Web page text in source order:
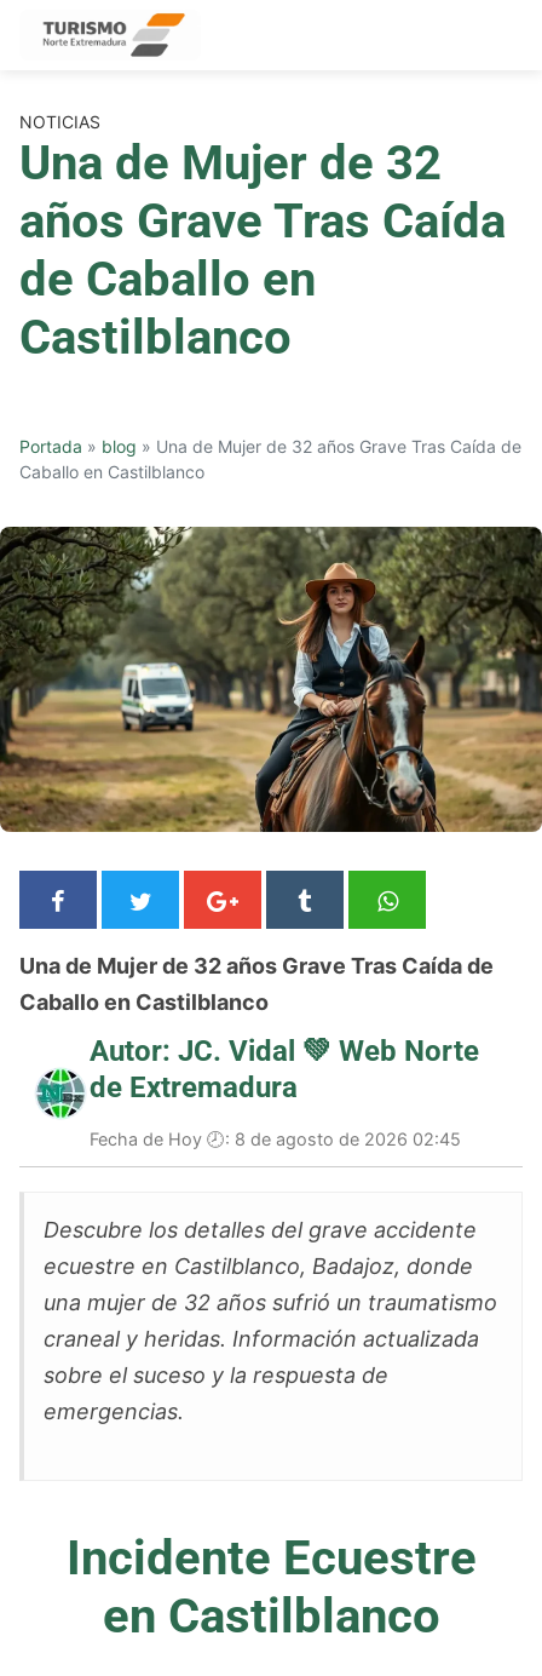
NOTICIAS
Una de Mujer de 32
años Grave Tras Caída
de Caballo en
Castilblanco
Portada » blog » Una de Mujer de 32 años Grave Tras Caída de
Caballo en Castilblanco
Una de Mujer de 32 años Grave Tras Caída de
Caballo en Castilblanco
Autor: JC. Vidal 💚 Web Norte
de Extremadura
Fecha de Hoy 🕗: 8 de agosto de 2026 02:45
Descubre los detalles del grave accidente
ecuestre en Castilblanco, Badajoz, donde
una mujer de 32 años sufrió un traumatismo
craneal y heridas. Información actualizada
sobre el suceso y la respuesta de
emergencias.
Incidente Ecuestre
en Castilblanco